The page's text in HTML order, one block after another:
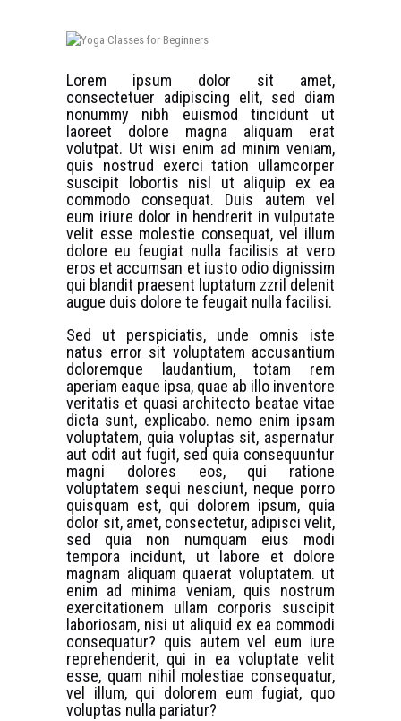
Lorem ipsum dolor sit amet,
consectetuer adipiscing elit, sed diam
nonummy nibh euismod tincidunt ut
laoreet dolore magna aliquam erat
volutpat. Ut wisi enim ad minim veniam,
quis nostrud exerci tation ullamcorper
suscipit lobortis nisl ut aliquip ex ea
commodo consequat. Duis autem vel
eum iriure dolor in hendrerit in vulputate
velit esse molestie consequat, vel illum
dolore eu feugiat nulla facilisis at vero
eros et accumsan et iusto odio dignissim
qui blandit praesent luptatum zzril delenit
augue duis dolore te feugait nulla facilisi.
Sed ut perspiciatis, unde omnis iste
natus error sit voluptatem accusantium
doloremque laudantium, totam rem
aperiam eaque ipsa, quae ab illo inventore
veritatis et quasi architecto beatae vitae
dicta sunt, explicabo. nemo enim ipsam
voluptatem, quia voluptas sit, aspernatur
aut odit aut fugit, sed quia consequuntur
magni dolores eos, qui ratione
voluptatem sequi nesciunt, neque porro
quisquam est, qui dolorem ipsum, quia
dolor sit, amet, consectetur, adipisci velit,
sed quia non numquam eius modi
tempora incidunt, ut labore et dolore
magnam aliquam quaerat voluptatem. ut
enim ad minima veniam, quis nostrum
exercitationem ullam corporis suscipit
laboriosam, nisi ut aliquid ex ea commodi
consequatur? quis autem vel eum iure
reprehenderit, qui in ea voluptate velit
esse, quam nihil molestiae consequatur,
vel illum, qui dolorem eum fugiat, quo
voluptas nulla pariatur?